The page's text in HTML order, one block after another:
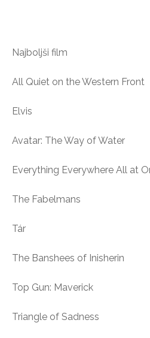
Najboljši film
All Quiet on the Western Front
Elvis
Avatar: The Way of Water
Everything Everywhere All at
The Fabelmans
Tár
The Banshees of Inisherin
Top Gun: Maverick
Triangle of Sadness